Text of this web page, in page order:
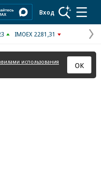
Вход
IMOEX 2281,31
использования
ОК